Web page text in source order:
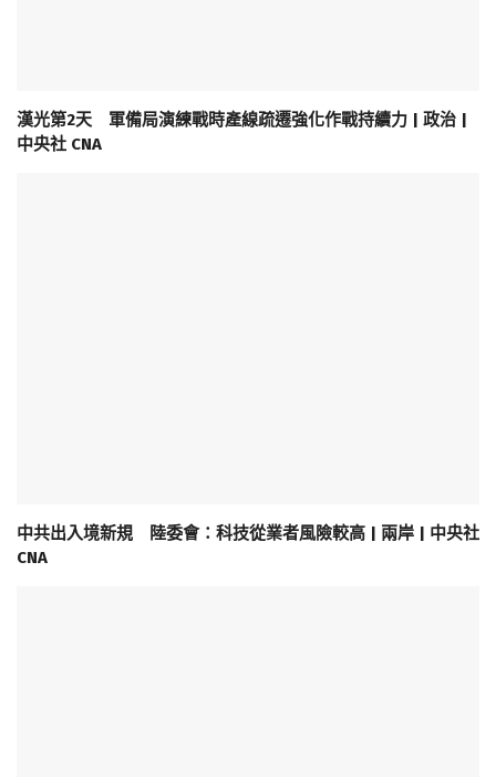
漢光第2天 軍備局演練戰時產線疏遷強化作戰持續力 | 政治 |
中央社 CNA
中共出入境新規 陸委會：科技從業者風險較高 | 兩岸 | 中央社
CNA